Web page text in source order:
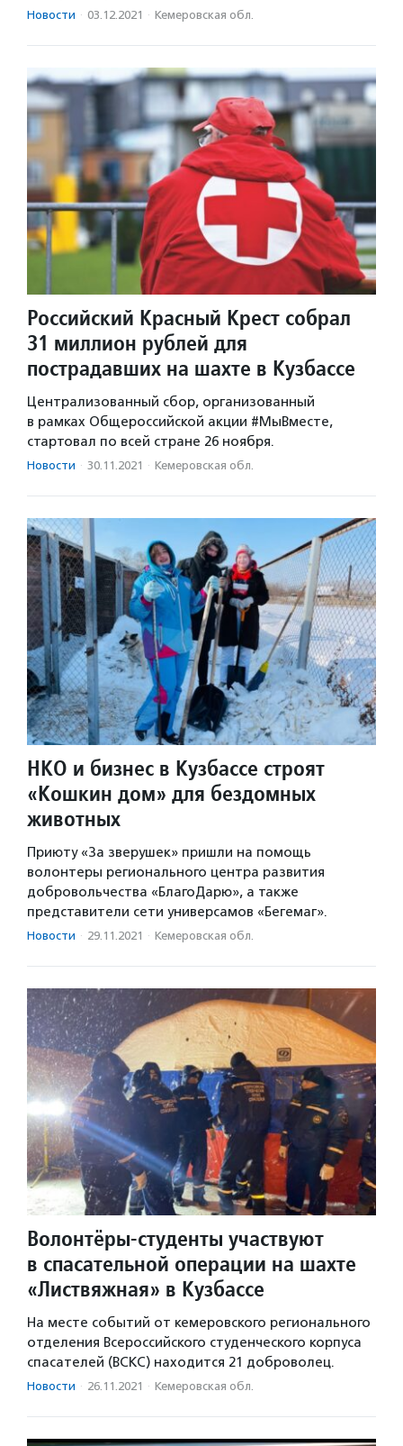
Новости · 03.12.2021 · Кемеровская обл.
Российский Красный Крест собрал
31 миллион рублей для
пострадавших на шахте в Кузбассе
Централизованный сбор, организованный
в рамках Общероссийской акции #МыВместе,
стартовал по всей стране 26 ноября.
Новости · 30.11.2021 · Кемеровская обл.
НКО и бизнес в Кузбассе строят
«Кошкин дом» для бездомных
животных
Приюту «За зверушек» пришли на помощь
волонтеры регионального центра развития
добровольчества «БлагоДарю», а также
представители сети универсамов «Бегемаг».
Новости · 29.11.2021 · Кемеровская обл.
Волонтёры-студенты участвуют
в спасательной операции на шахте
«Листвяжная» в Кузбассе
На месте событий от кемеровского регионального
отделения Всероссийского студенческого корпуса
спасателей (ВСКС) находится 21 доброволец.
Новости · 26.11.2021 · Кемеровская обл.